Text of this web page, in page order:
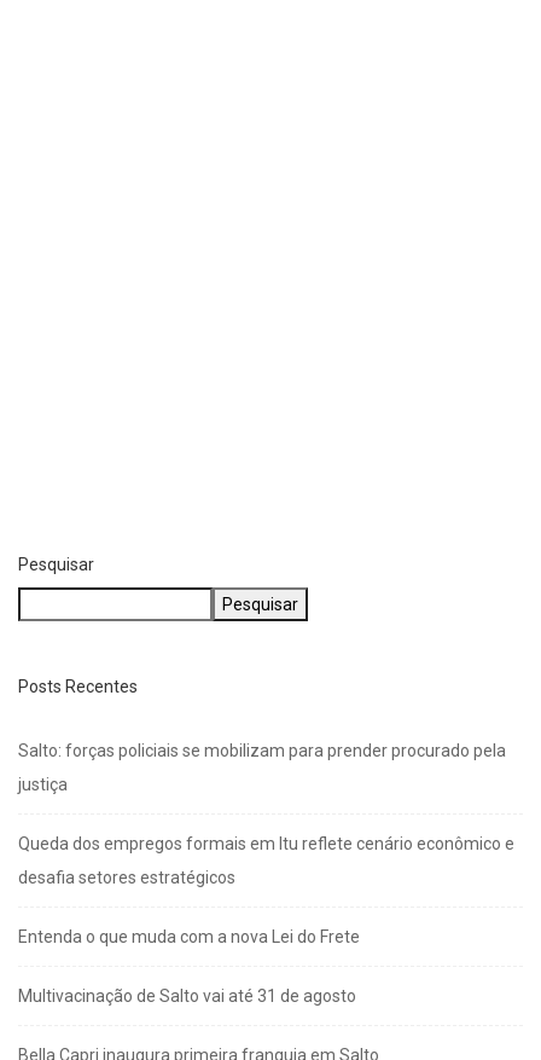
Pesquisar
Pesquisar
Posts Recentes
Salto: forças policiais se mobilizam para prender procurado pela
justiça
Queda dos empregos formais em Itu reflete cenário econômico e
desafia setores estratégicos
Entenda o que muda com a nova Lei do Frete
Multivacinação de Salto vai até 31 de agosto
Bella Capri inaugura primeira franquia em Salto